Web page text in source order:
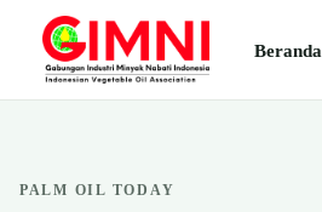
Beranda
PALM OIL TODAY